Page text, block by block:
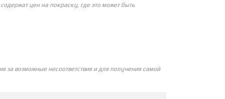
цен на покраску, где это может быть
возможные несоответствия и для получения самой